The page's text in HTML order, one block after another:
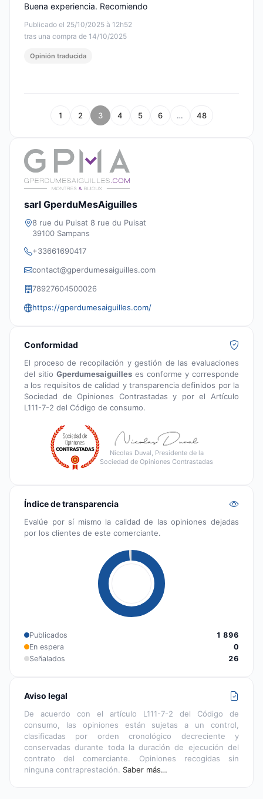
Publicado el 25/10/2025 à 12h52
tras una compra de 14/10/2025
Buena experiencia. Recomiendo
Opinión traducida
1 2 3 4 5 6 … 48
sarl GperduMesAiguilles
8 rue du Puisat 8 rue du Puisat
39100 Sampans
+33661690417
contact@gperdumesaiguilles.com
78927604500026
https://gperdumesaiguilles.com/
Conformidad
El proceso de recopilación y gestión de las evaluaciones
del sitio Gperdumesaiguilles es conforme y corresponde
a los requisitos de calidad y transparencia definidos por la
Sociedad de Opiniones Contrastadas y por el Artículo
L111-7-2 del Código de consumo.
Nicolas Duval, Presidente de la
Sociedad de Opiniones Contrastadas
Índice de transparencia
Evalúe por sí mismo la calidad de las opiniones dejadas
por los clientes de este comerciante.
Publicados
1 896
En espera
0
Señalados
26
Aviso legal
De acuerdo con el artículo L111-7-2 del Código de
consumo, las opiniones están sujetas a un control,
clasificadas por orden cronológico decreciente y
conservadas durante toda la duración de ejecución del
contrato del comerciante. Opiniones recogidas sin
ninguna contraprestación. Saber más…